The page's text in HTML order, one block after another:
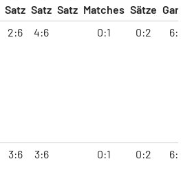
Satz Satz Satz Matches Sätze
2:6 4:6 0:1 0:2 6:12
3:6 3:6 0:1 0:2 6:12